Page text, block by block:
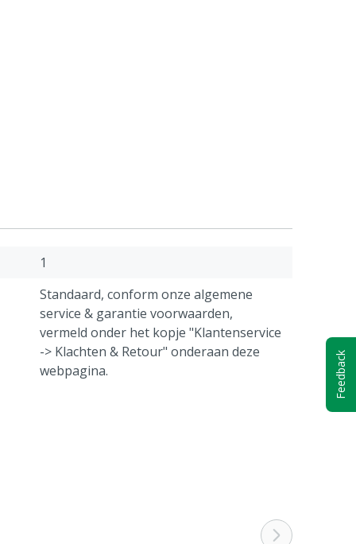
1
Standaard, conform onze algemene
service & garantie voorwaarden,
vermeld onder het kopje "Klantenservice
-> Klachten & Retour" onderaan deze
webpagina.
Feedback